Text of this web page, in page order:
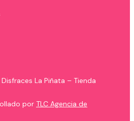
La Piñata – Tienda
por TLC Agencia de